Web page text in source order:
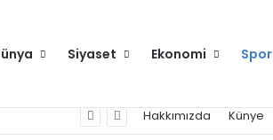
Siyaset Ekonomi Spor
Hakkımızda Künye